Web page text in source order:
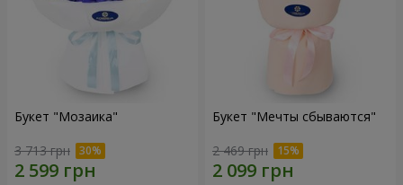
Букет "Мозаика"
3 713 грн
Букет "Мечты сбываются"
2 469 грн